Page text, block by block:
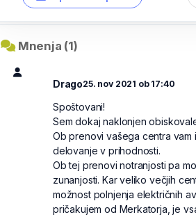
Mnenja (1)
Drago25. nov 2021 ob 17:40
Spoštovani!
Sem dokaj naklonjen
Ob prenovi vašega centra vam
delovanje v prihodnosti.
Ob tej prenovi notranjosti pa
zunanjosti. Kar veliko večjih
možnost polnjenja električnih
pričakujem od Merkatorja, je